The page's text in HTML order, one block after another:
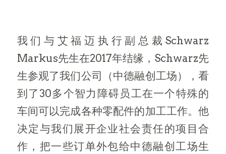
我们与艾福迈执行副总裁Schwarz
Markus先生在2017年结缘，Schwarz先
生参观了我们公司（中德融创工场），看
到了30多个智力障碍员工在一个特殊的
车间可以完成各种零配件的加工工作。他
决定与我们展开企业社会责任的项目合
作，把一些订单外包给中德融创工场生